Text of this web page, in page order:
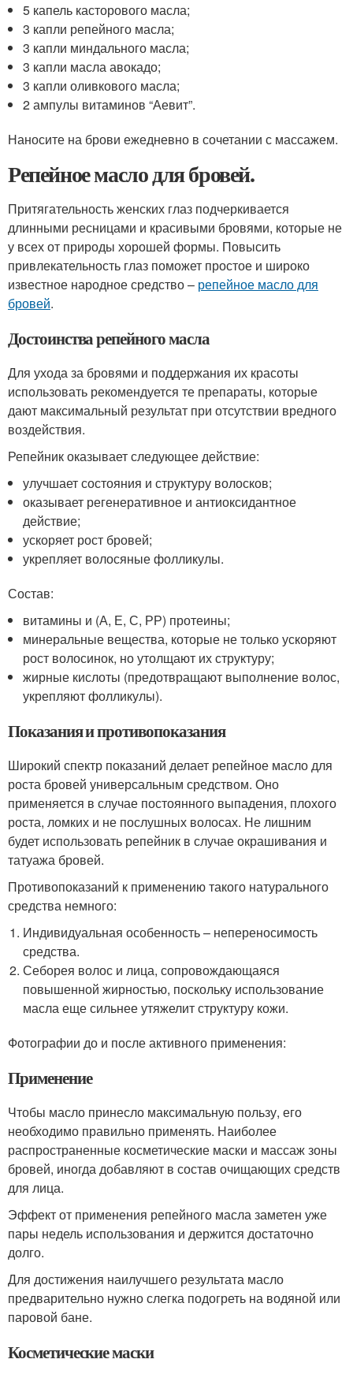
5 капель касторового масла;
3 капли репейного масла;
3 капли миндального масла;
3 капли масла авокадо;
3 капли оливкового масла;
2 ампулы витаминов “Аевит”.
Наносите на брови ежедневно в сочетании с массажем.
Репейное масло для бровей.
Притягательность женских глаз подчеркивается
длинными ресницами и красивыми бровями, которые не
у всех от природы хорошей формы. Повысить
привлекательность глаз поможет простое и широко
известное народное средство – репейное масло для
бровей.
Достоинства репейного масла
Для ухода за бровями и поддержания их красоты
использовать рекомендуется те препараты, которые
дают максимальный результат при отсутствии вредного
воздействия.
Репейник оказывает следующее действие:
улучшает состояния и структуру волосков;
оказывает регенеративное и антиоксидантное
действие;
ускоряет рост бровей;
укрепляет волосяные фолликулы.
Состав:
витамины и (А, Е, С, РР) протеины;
минеральные вещества, которые не только ускоряют
рост волосинок, но утолщают их структуру;
жирные кислоты (предотвращают выполнение волос,
укрепляют фолликулы).
Показания и противопоказания
Широкий спектр показаний делает репейное масло для
роста бровей универсальным средством. Оно
применяется в случае постоянного выпадения, плохого
роста, ломких и не послушных волосах. Не лишним
будет использовать репейник в случае окрашивания и
татуажа бровей.
Противопоказаний к применению такого натурального
средства немного:
Индивидуальная особенность – непереносимость
средства.
Себорея волос и лица, сопровождающаяся
повышенной жирностью, поскольку использование
масла еще сильнее утяжелит структуру кожи.
Фотографии до и после активного применения:
Применение
Чтобы масло принесло максимальную пользу, его
необходимо правильно применять. Наиболее
распространенные косметические маски и массаж зоны
бровей, иногда добавляют в состав очищающих средств
для лица.
Эффект от применения репейного масла заметен уже
пары недель использования и держится достаточно
долго.
Для достижения наилучшего результата масло
предварительно нужно слегка подогреть на водяной или
паровой бане.
Косметические маски